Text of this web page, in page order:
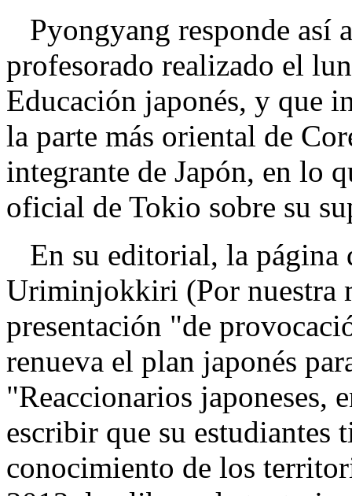
Pyongyang responde así
profesorado realizado el
Educación japonés, y que
la parte más oriental de
integrante de Japón, en lo
oficial de Tokio sobre su
En su editorial, la página
Uriminjokkiri (Por nuestra
presentación "de
renueva el plan japonés
"Reaccionarios japoneses,
escribir que su estudiantes
conocimiento de los